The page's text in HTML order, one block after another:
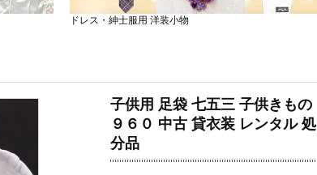
ドレス・紳士服用 洋装小物
子供用 足袋 七五三 子供きもの
９６０ 中古 貸衣装 レンタル 処
分品